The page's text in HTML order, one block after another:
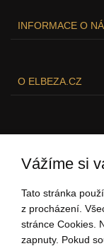
INFORMACE O
O ELBEZA.CZ
Vážíme si
Tato stránka
z procházení.
stránce Cookies.
zapnuty. Pokud